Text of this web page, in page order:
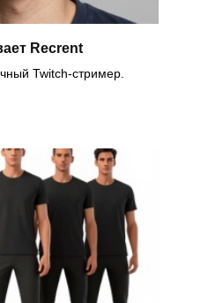
Recrent
Twitch-стример.